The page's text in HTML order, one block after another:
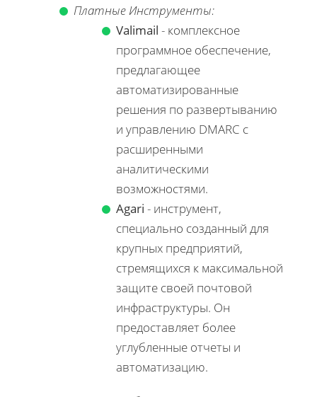
Платные Инструменты:
Valimail - комплексное
программное обеспечение,
предлагающее
автоматизированные
решения по развертыванию
и управлению DMARC с
расширенными
аналитическими
возможностями.
Agari - инструмент,
специально созданный для
крупных предприятий,
стремящихся к максимальной
защите своей почтовой
инфраструктуры. Он
предоставляет более
углубленные отчеты и
автоматизацию.